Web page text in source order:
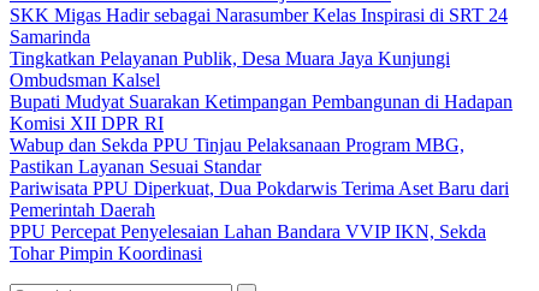
SKK Migas Hadir sebagai Narasumber Kelas Inspirasi di SRT 24
Samarinda
Tingkatkan Pelayanan Publik, Desa Muara Jaya Kunjungi
Ombudsman Kalsel
Bupati Mudyat Suarakan Ketimpangan Pembangunan di Hadapan
Komisi XII DPR RI
Wabup dan Sekda PPU Tinjau Pelaksanaan Program MBG,
Pastikan Layanan Sesuai Standar
Pariwisata PPU Diperkuat, Dua Pokdarwis Terima Aset Baru dari
Pemerintah Daerah
PPU Percepat Penyelesaian Lahan Bandara VVIP IKN, Sekda
Tohar Pimpin Koordinasi